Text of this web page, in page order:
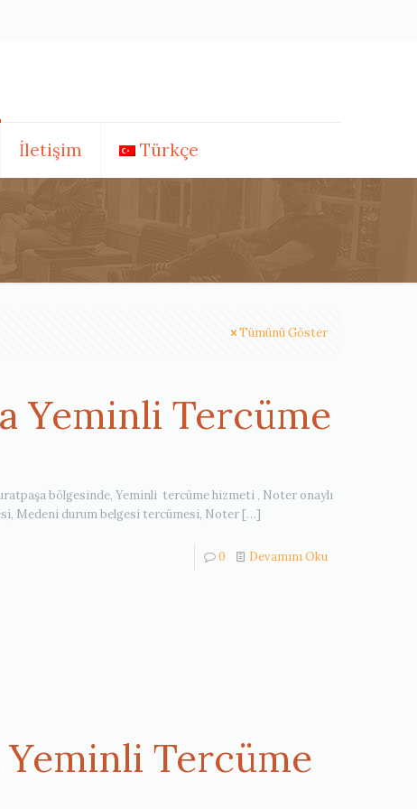
İletişim Türkçe
Tümünü Göster
Yeminli Tercüme
bölgesinde, Yeminli tercüme hizmeti , Noter onaylı
Medeni durum belgesi tercümesi, Noter […]
0 Devamını Oku
Yeminli Tercüme